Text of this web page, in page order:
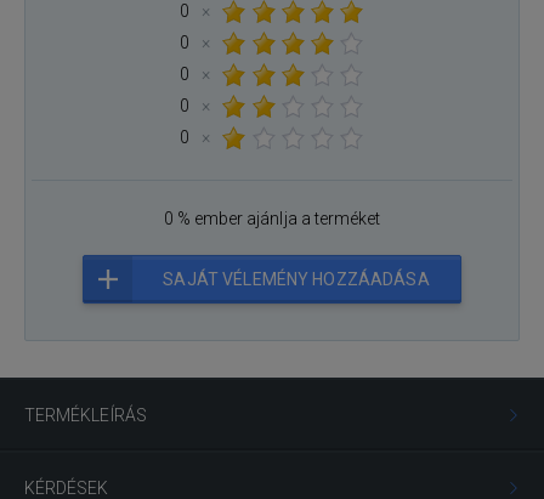
TERMÉKLEÍRÁS
KÉRDÉSEK
0
×
0
×
0
×
0
×
0
×
0 % ember ajánlja a terméket
SAJÁT VÉLEMÉNY HOZZÁADÁSA